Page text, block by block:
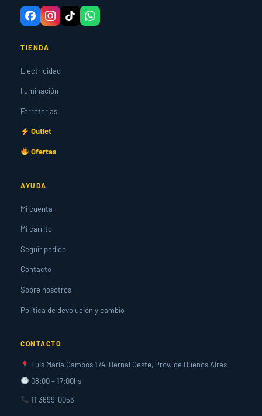
TIENDA
Electricidad
Iluminación
Ferreterías
Outlet
Ofertas
AYUDA
Mi cuenta
Mi carrito
Seguir pedido
Contacto
Sobre nosotros
Política de devolución y cambio
CONTACTO
Luis María Campos 174, Bernal Oeste, Prov. de Buenos Aires
08:00 – 17:00hs
11 3699-0053